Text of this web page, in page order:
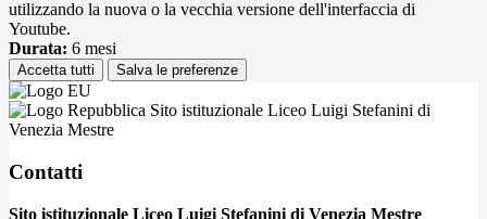
utilizzando la nuova o la vecchia versione dell'interfaccia di
Youtube.
Durata: 6 mesi
Accetta tutti Salva le preferenze
Sito istituzionale Liceo Luigi Stefanini di
Venezia Mestre
Contatti
Sito istituzionale Liceo Luigi Stefanini di Venezia Mestre